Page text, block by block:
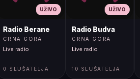
UŽIVO
Radio Berane
CRNA GORA
Live radio
0 SLUŠATELJA
UŽIVO
Radio Budva
CRNA GORA
Live radio
10 SLUŠATELJA